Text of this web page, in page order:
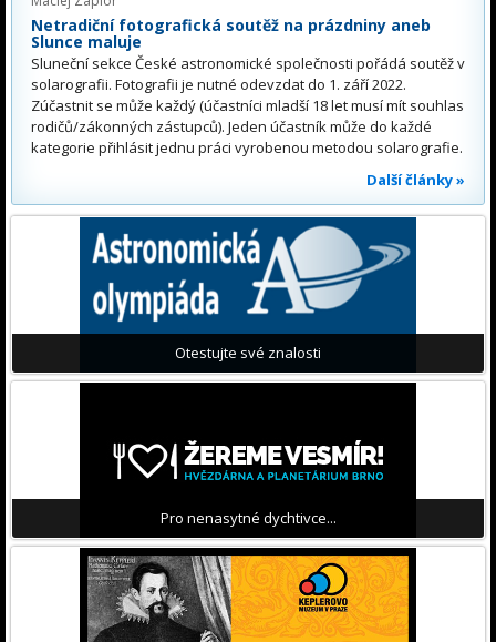
Netradiční fotografická soutěž na prázdniny aneb
Slunce maluje
Sluneční sekce České astronomické společnosti pořádá soutěž v
solarografii. Fotografii je nutné odevzdat do 1. září 2022.
Zúčastnit se může každý (účastníci mladší 18 let musí mít souhlas
rodičů/zákonných zástupců). Jeden účastník může do každé
kategorie přihlásit jednu práci vyrobenou metodou solarografie.
Další články »
Otestujte své znalosti
Pro nenasytné dychtivce...